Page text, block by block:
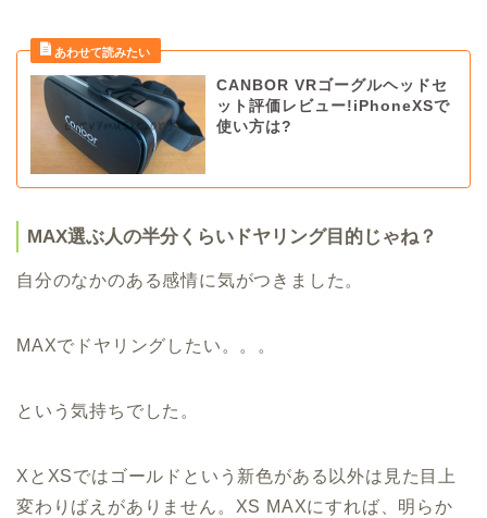
CANBOR VRゴーグルヘッドセ
ット評価レビュー!iPhoneXSで
使い方は?
MAX選ぶ人の半分くらいドヤリング目的じゃね？
自分のなかのある感情に気がつきました。
MAXでドヤリングしたい。。。
という気持ちでした。
XとXSではゴールドという新色がある以外は見た目上
変わりばえがありません。XS MAXにすれば、明らか